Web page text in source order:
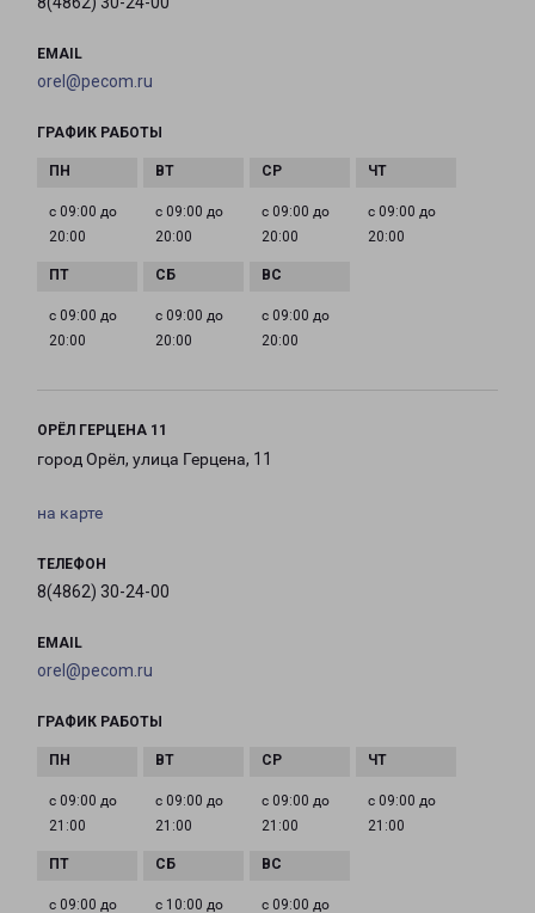
EMAIL
orel@pecom.ru
ГРАФИК РАБОТЫ
с 09:00 до
20:00
с 09:00 до
20:00
с 09:00 до
20:00
с 09:00 до
20:00
с 09:00 до
20:00
с 09:00 до
20:00
с 09:00 до
20:00
ОРЁЛ ГЕРЦЕНА 11
город Орёл, улица Герцена, 11
на карте
ТЕЛЕФОН
8(4862) 30-24-00
EMAIL
orel@pecom.ru
ГРАФИК РАБОТЫ
с 09:00 до
21:00
с 09:00 до
21:00
с 09:00 до
21:00
с 09:00 до
21:00
с 09:00 до
с 10:00 до
с 09:00 до